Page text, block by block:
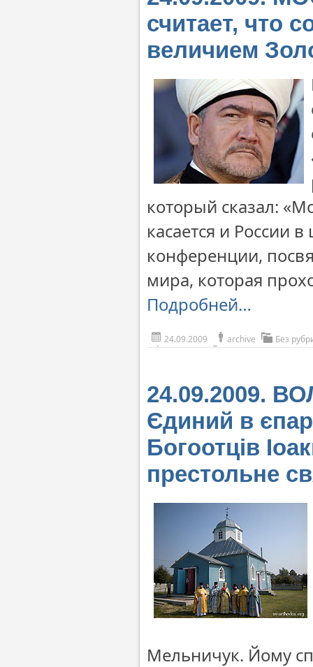
считает, что
величием
который сказал:
касается и России
конференции,
мира, которая
Подробней…
24.09.2009 archive Без
24.09.2009.
Єдиний в
Богоотців
престольне
Мельничук. Йому